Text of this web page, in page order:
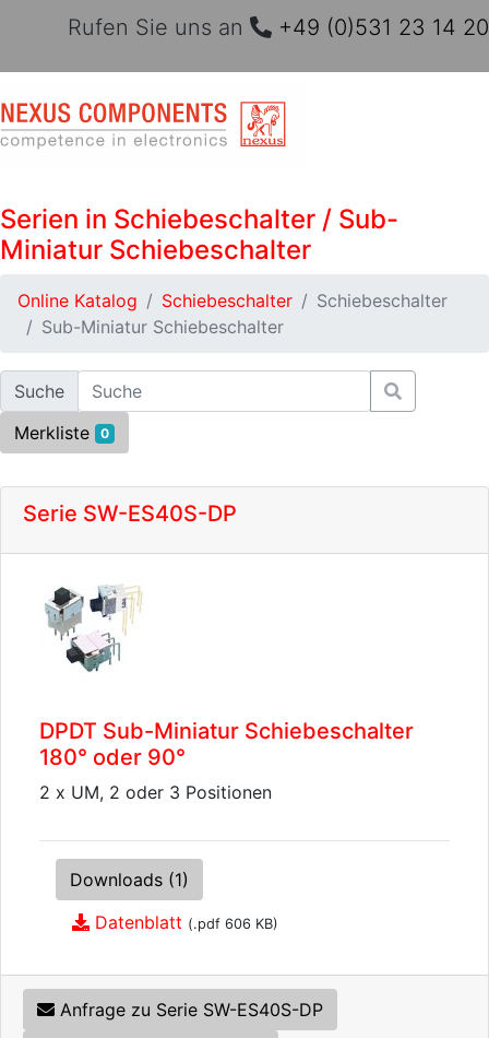
Rufen Sie uns an +49 (0)531 23 14 20
Serien in Schiebeschalter / Sub-
Miniatur Schiebeschalter
Online Katalog Schiebeschalter
Schiebeschalter
Sub-Miniatur Schiebeschalter
Suche
Merkliste
0
Serie SW-ES40S-DP
DPDT Sub-Miniatur Schiebeschalter
180° oder 90°
2 x UM, 2 oder 3 Positionen
Downloads (1)
Datenblatt (.pdf 606 KB)
Anfrage zu Serie SW-ES40S-DP